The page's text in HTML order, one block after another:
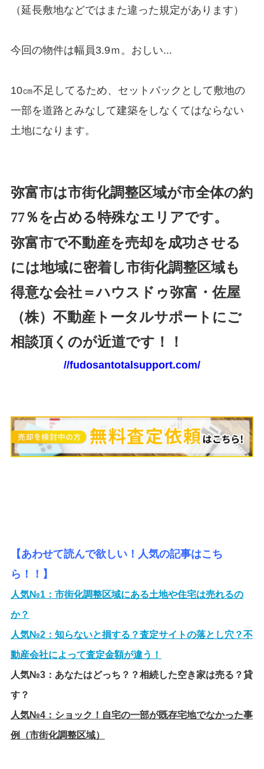
（延長敷地などではまた違った規定があります）
今回の物件は幅員3.9ｍ。おしい...
10㎝不足してるため、セットバックとして敷地の
一部を道路とみなして建築をしなくてはならない
土地になります。
弥富市は市街化調整区域が市全体の約
77％を占める特殊なエリアです。
弥富市で不動産を売却を成功させる
には地域に密着し市街化調整区域も
得意な会社＝ハウスドゥ弥富・佐屋
（株）不動産トータルサポートにご
相談頂くのが近道です！！
//fudosantotalsupport.com/
【あわせて読んで欲しい！人気の記事はこち
ら！！】
人気№1： 市街化調整区域にある土地や住宅は売れるの
か？
人気№2： 知らないと損する？査定サイトの落とし穴？不
動産会社によって査定金額が違う！
人気№3： あなたはどっち？？相続した空き家は売る？貸
す？
人気№4： ショック！自宅の一部が既存宅地でなかった事
例（市街化調整区域）